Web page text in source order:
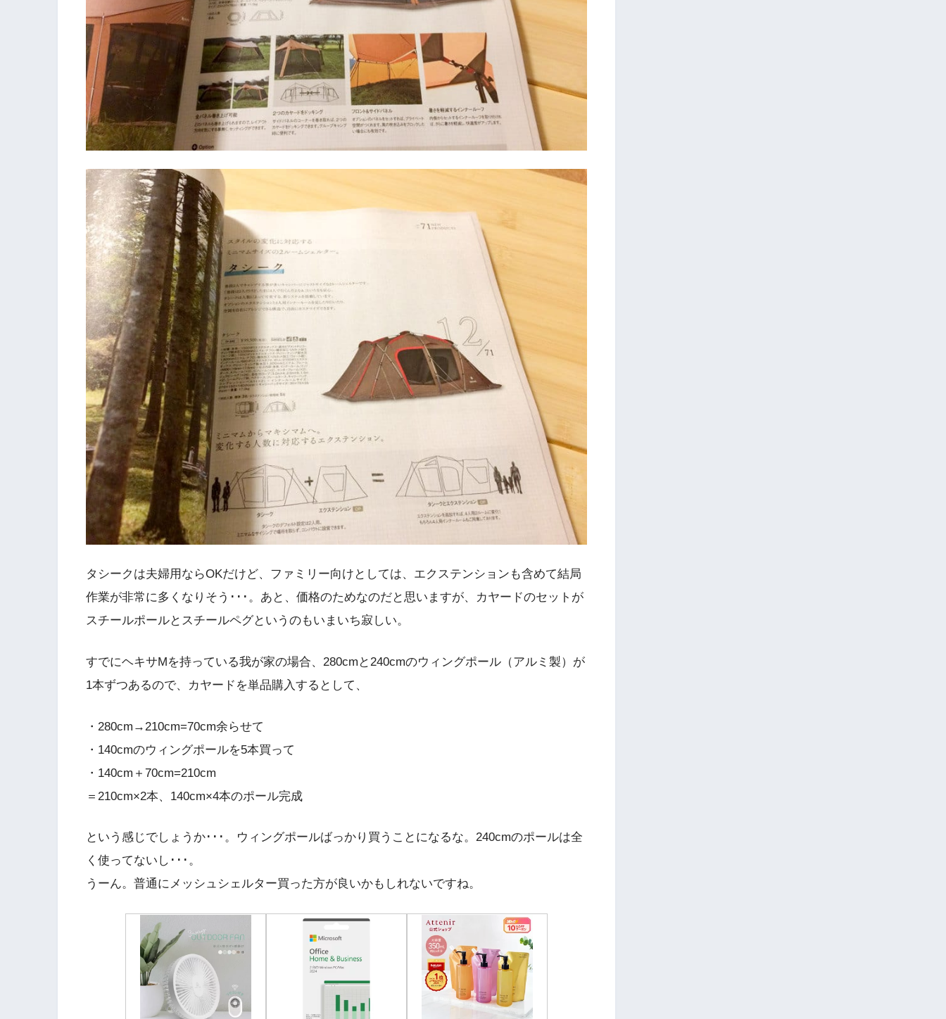
タシークは夫婦用ならOKだけど、ファミリー向けとしては、エクステンションも含めて結局
作業が非常に多くなりそう･･･。あと、価格のためなのだと思いますが、カヤードのセットが
スチールポールとスチールペグというのもいまいち寂しい。
すでにヘキサMを持っている我が家の場合、280cmと240cmのウィングポール（アルミ製）が
1本ずつあるので、カヤードを単品購入するとして、
・280cm→210cm=70cm余らせて
・140cmのウィングポールを5本買って
・140cm＋70cm=210cm
＝210cm×2本、140cm×4本のポール完成
という感じでしょうか･･･。ウィングポールばっかり買うことになるな。240cmのポールは全
く使ってないし･･･。
うーん。普通にメッシュシェルター買った方が良いかもしれないですね。